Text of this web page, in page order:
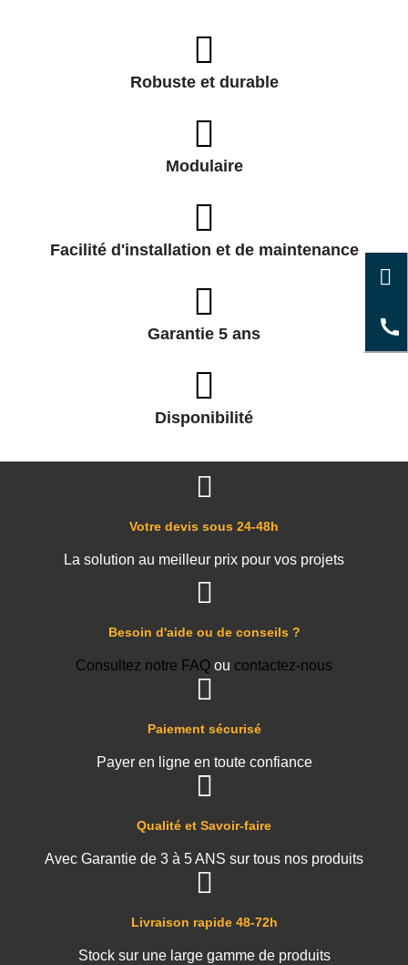
Robuste et durable
Modulaire
Facilité d'installation et de maintenance
Garantie 5 ans
Disponibilité
Livraison rapide 48-72h
Stock sur une large gamme de produits
Qualité et Savoir-faire
Avec Garantie de 3 à 5 ANS sur tous nos produits
Paiement sécurisé
Payer en ligne en toute confiance
Besoin d'aide ou de conseils ?
Consultez notre FAQ ou contactez-nous
Votre devis sous 24-48h
La solution au meilleur prix pour vos projets